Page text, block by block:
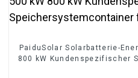
PaiduSolar Solarbatterie-
800 kW Kundenspezifischer